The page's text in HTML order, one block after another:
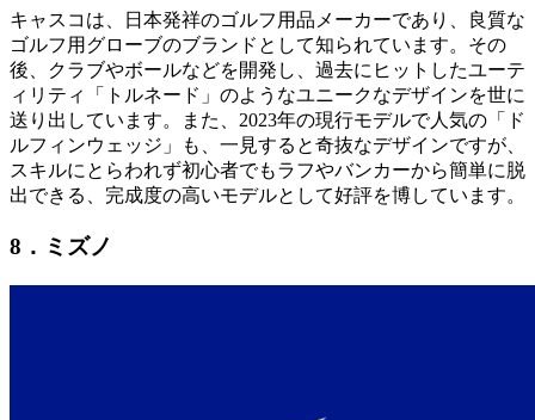
キャスコは、日本発祥のゴルフ用品メーカーであり、良質な
ゴルフ用グローブのブランドとして知られています。その
後、クラブやボールなどを開発し、過去にヒットしたユーテ
ィリティ「トルネード」のようなユニークなデザインを世に
送り出しています。また、2023年の現行モデルで人気の「ド
ルフィンウェッジ」も、一見すると奇抜なデザインですが、
スキルにとらわれず初心者でもラフやバンカーから簡単に脱
出できる、完成度の高いモデルとして好評を博しています。
8．ミズノ